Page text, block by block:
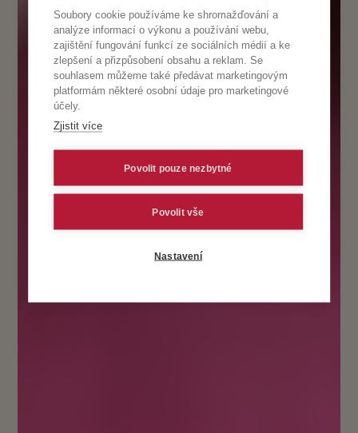
Soubory cookie používáme ke shromažďování a
analýze informací o výkonu a používání webu,
zajištění fungování funkcí ze sociálních médií a ke
zlepšení a přizpůsobení obsahu a reklam. Se
souhlasem můžeme také předávat marketingovým
platformám některé osobní údaje pro marketingové
účely.
Zjistit více
Povolit pouze nezbytné
Povolit vše
Nastavení